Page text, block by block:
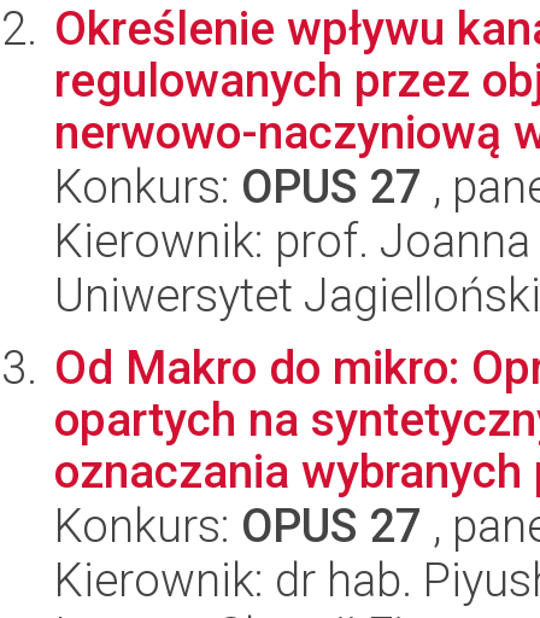
Określenie wpływu
regulowanych przez
nerwowo-naczyniową
Konkurs: OPUS 27 ,
Kierownik: prof.
Uniwersytet Jagielloński
Od Makro do mikro:
opartych na
oznaczania wybranych
Konkurs: OPUS 27 ,
Kierownik: dr hab.